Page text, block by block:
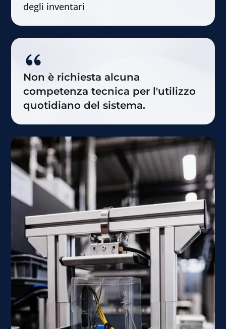
degli inventari
Non è richiesta alcuna
competenza tecnica per l'utilizzo
quotidiano del sistema.